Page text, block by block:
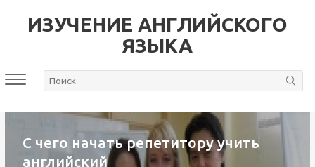
ИЗУЧЕНИЕ АНГЛИЙСКОГО
ЯЗЫКА
С чего начать репетитору учить
английский